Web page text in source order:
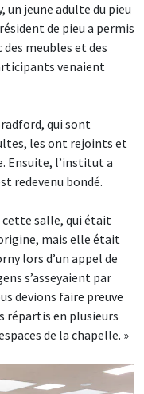
un jeune adulte du pieu
de pieu a permis
des meubles et des
venaient
qui sont
les ont rejoints et
Ensuite, l’institut a
redevenu bondé.
cette salle, qui était
mais elle était
lors d’un appel de
s’asseyaient par
devions faire preuve
répartis en plusieurs
de la chapelle. »